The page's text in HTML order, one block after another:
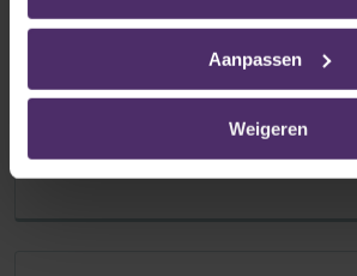
Aanpassen
Weigeren
Voorafgaande kennisgeving
het formulier C106A
Lees meer